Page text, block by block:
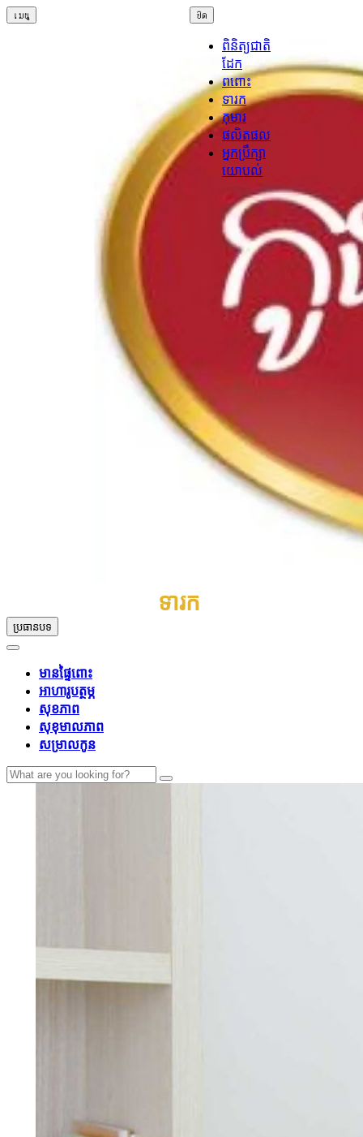
เมนู ปิด
ពិនិត្យជាតិ
ដែក
ពពោះ
ទារក
កុមារ
ផលិតផល
អ្នកប្រឹក្សា
យោបល់
ទារក
ប្រធានបទ
មានផ្ទៃពោះ
អាហារូបត្ថម្ភ
សុខភាព
សុខុមាលភាព
សម្រាលកូន